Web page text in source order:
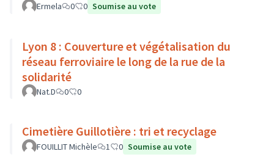
Ermela 0 0 Soumise au vote
Lyon 8 : Couverture et végétalisation du
réseau ferroviaire le long de la rue de la
solidarité
Nat.D 0 0
Cimetière Guillotière : tri et recyclage
FOUILLIT Michèle 1 0 Soumise au vote